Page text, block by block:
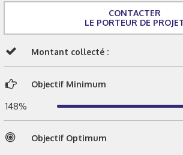
CONTACTER
LE PORTEUR DE
Montant collecté :
Objectif Minimum
148%
Objectif Optimum